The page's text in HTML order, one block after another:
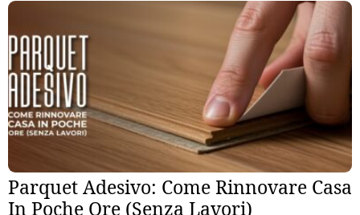
Parquet Adesivo: Come Rinnovare Casa
In Poche Ore (Senza Lavori)